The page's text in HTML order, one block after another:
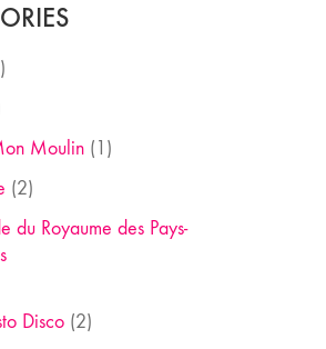
Moulin(1)
(2)
du Royaume des Pays-
Disco(2)